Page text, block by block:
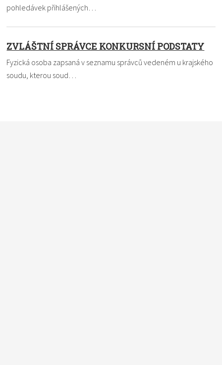
pohledávek přihlášených…
ZVLÁŠTNÍ SPRÁVCE KONKURSNÍ PODSTATY
Fyzická osoba zapsaná v seznamu správců vedeném u krajského
soudu, kterou soud…